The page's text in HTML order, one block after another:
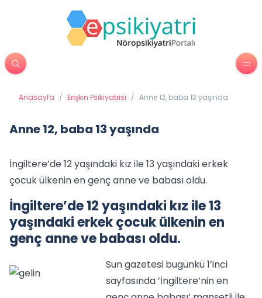
Anasayfa / Erişkin Psikiyatrisi / Anne 12, baba 13 yaşında
Anne 12, baba 13 yaşında
İngiltere’de 12 yaşındaki kız ile 13 yaşındaki erkek
çocuk ülkenin en genç anne ve babası oldu.
İngiltere’de 12 yaşındaki kız ile 13
yaşındaki erkek çocuk ülkenin en
genç anne ve babası oldu.
Sun gazetesi bugünkü 1’inci
sayfasında ’İngiltere’nin en